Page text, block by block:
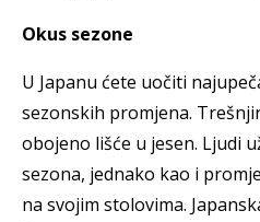
Okus sezone
U Japanu ćete uočiti
sezonskih promjena.
obojeno lišće u jesen. Ljudi
sezona, jednako kao i
na svojim stolovima.